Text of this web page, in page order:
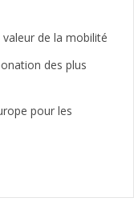
de la mobilité
des plus
pour les